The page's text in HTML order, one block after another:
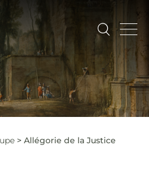
Allégorie de la Justice